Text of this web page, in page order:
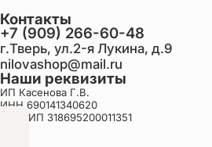
Контакты
+7 (909) 266-60-48
г.Тверь, ул.2-я Лукина, д.9
nilovashop@mail.ru
Наши реквизиты
ИП Касенова Г.В.
ИНН 690141340620
ОГРНИП 318695200011351